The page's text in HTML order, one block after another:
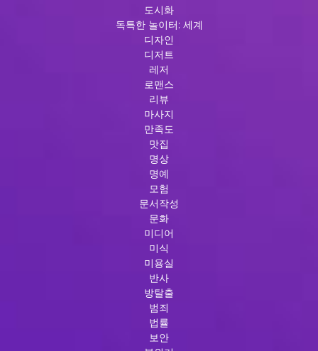
도시화
독특한 놀이터: 세계
디자인
디저트
레저
로맨스
리뷰
마사지
만족도
맛집
명상
명예
모험
문서작성
문화
미디어
미식
미용실
반사
방탈출
범죄
법률
보안